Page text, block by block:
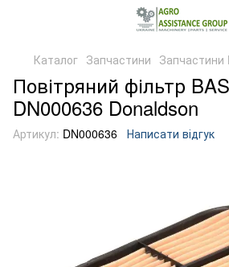
Каталог Запчастини Запчастини
Повітряний фільтр
DN000636 Donaldson
Артикул: DN000636 Написати відгук